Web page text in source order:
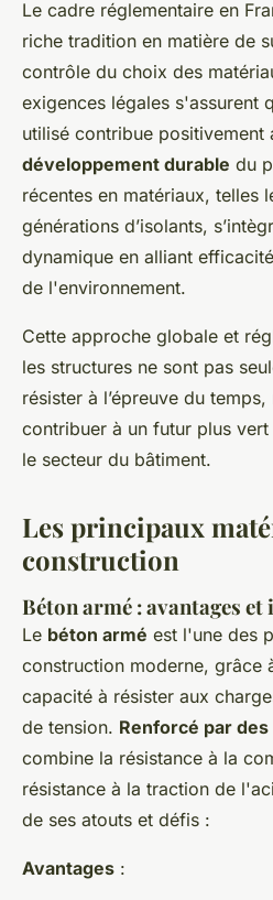
Le cadre réglementaire en
riche tradition en matière de
contrôle du choix des
exigences légales s'assurent
utilisé contribue positivement
développement durable du
récentes en matériaux, telles
générations d’isolants,
dynamique en alliant
de l'environnement.
Cette approche globale et
les structures ne sont pas
résister à l’épreuve du
contribuer à un futur plus
le secteur du bâtiment.
Les principaux
construction
Béton armé : avantages
Le béton armé est l'une des
construction moderne, grâce
capacité à résister aux
de tension. Renforcé par
combine la résistance à la
résistance à la traction de
de ses atouts et défis :
Avantages :